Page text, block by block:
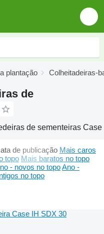
plantação Colheitadeiras-
de
de sementeiras Case
de publicação Mais caros
topo Mais baratos no topo
- novos no topoAno -
no topo